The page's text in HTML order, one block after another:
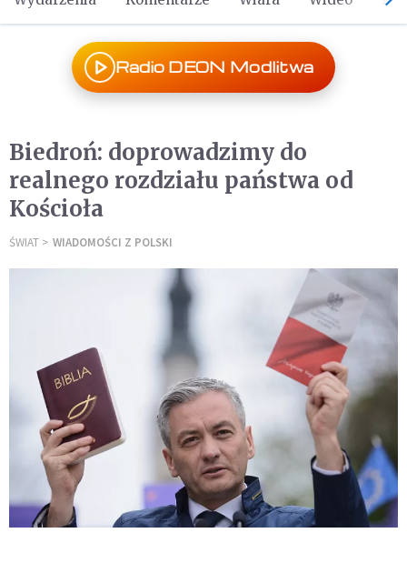
Radio DEON Modlitwa
Biedroń: doprowadzimy do
realnego rozdziału państwa od
Kościoła
ŚWIAT WIADOMOŚCI Z POLSKI